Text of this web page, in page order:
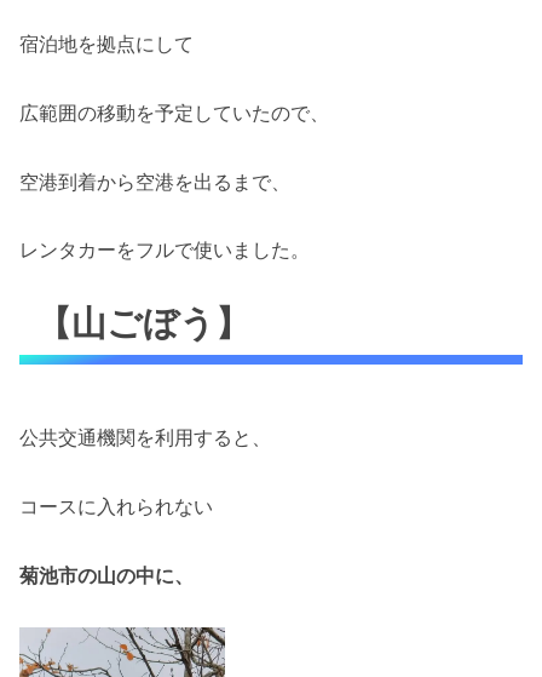
宿泊地を拠点にして
広範囲の移動を予定していたので、
空港到着から空港を出るまで、
レンタカーをフルで使いました。
【山ごぼう】
公共交通機関を利用すると、
コースに入れられない
菊池市の山の中に、